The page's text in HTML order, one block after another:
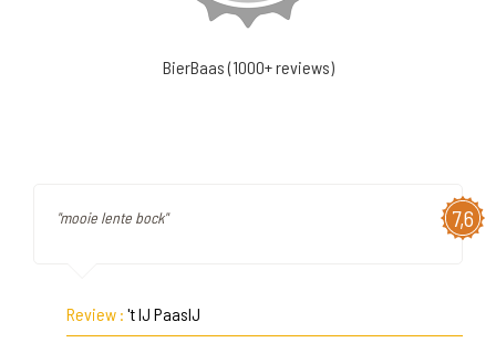
BierBaas (1000+ reviews)
7,6
"mooie lente bock"
Review : 't IJ PaasIJ